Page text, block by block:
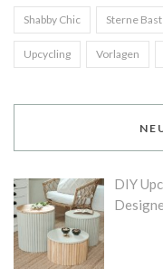
Shabby Chic Sterne
Upcycling Vorlagen
DIY